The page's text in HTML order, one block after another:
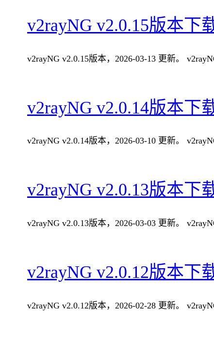
v2rayNG v2.0.15版本下
v2rayNG v2.0.15版本，2026-03-13 更新。
v2rayNG v2.0.14版本下
v2rayNG v2.0.14版本，2026-03-10 更新。
v2rayNG v2.0.13版本下
v2rayNG v2.0.13版本，2026-03-03 更新。
v2rayNG v2.0.12版本下
v2rayNG v2.0.12版本，2026-02-28 更新。